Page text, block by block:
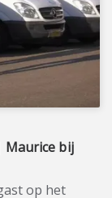
Maurice bij
op het